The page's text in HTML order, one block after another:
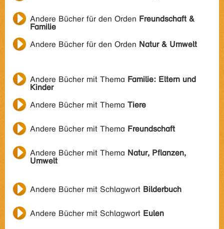
Andere Bücher für den Orden Freundschaft &
Familie
Andere Bücher für den Orden Natur & Umwelt
Andere Bücher mit Thema Familie: Eltern und
Kinder
Andere Bücher mit Thema Tiere
Andere Bücher mit Thema Freundschaft
Andere Bücher mit Thema Natur, Pflanzen,
Umwelt
Andere Bücher mit Schlagwort Bilderbuch
Andere Bücher mit Schlagwort Eulen